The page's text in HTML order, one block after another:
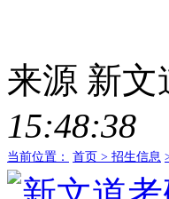
来源 新文
15:48:38
当前位置： 首页 > 招生信息